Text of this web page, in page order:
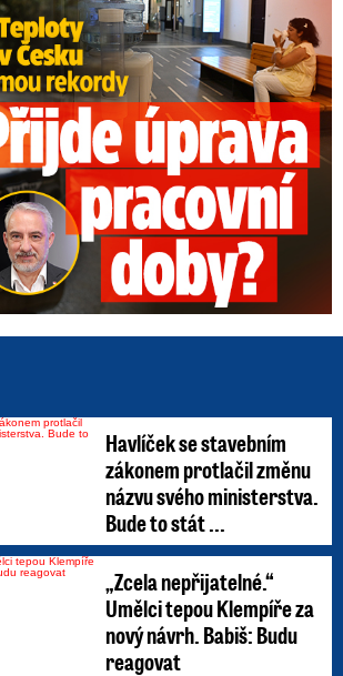
rekordy: Přijde úprava pracovní doby?
Havlíček se stavebním
zákonem protlačil změnu
názvu svého ministerstva.
Bude to stát ...
„Zcela nepřijatelné.“
Umělci tepou Klempíře za
nový návrh. Babiš: Budu
reagovat